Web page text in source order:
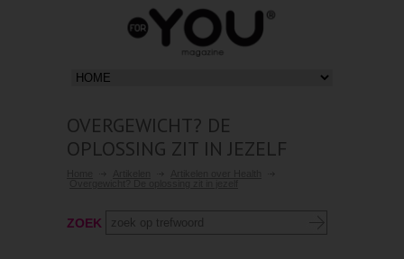
OVERGEWICHT? DE
OPLOSSING ZIT IN JEZELF
ZOEK